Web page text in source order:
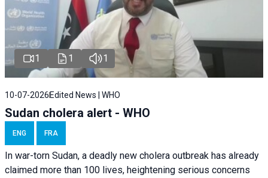
1 1 1
10-07-2026 Edited News | WHO
Sudan cholera alert - WHO
ENG FRA
In war-torn Sudan, a deadly new cholera outbreak has already
claimed more than 100 lives, heightening serious concerns